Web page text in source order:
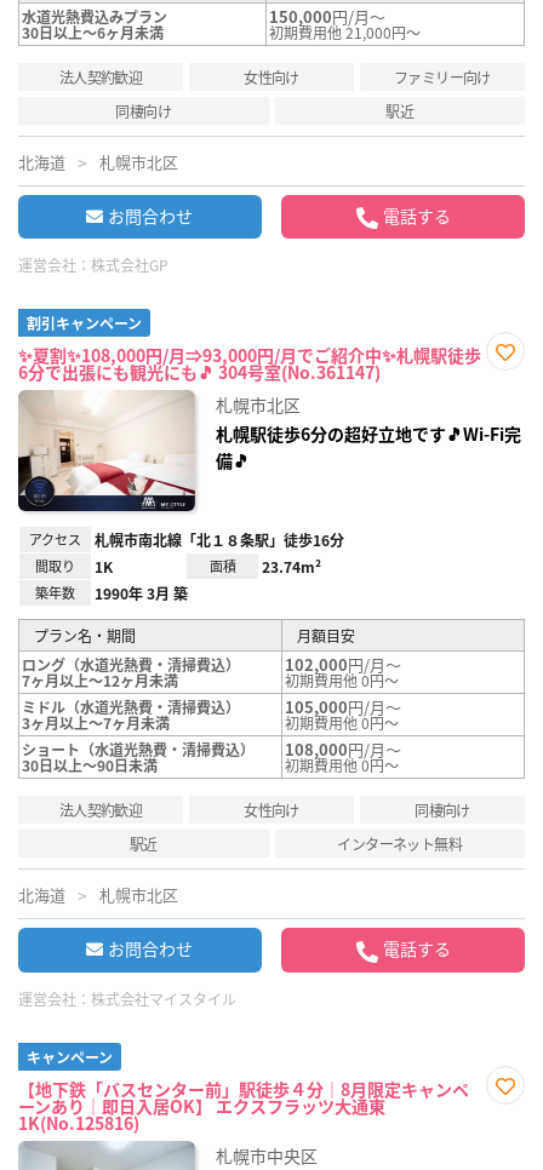
水道光熱費込みプラン
30日以上～6ヶ月未満
150,000円/月～
初期費用他 21,000円～
法人契約歓迎 女性向け
ファミリー向け
同棲向け
駅近
北海道 札幌市北区
お問合わせ 電話する
運営会社： 株式会社GP
割引キャンペーン
✨夏割✨108,000円/月⇒93,000円/月でご紹介中✨札幌駅徒歩
6分で出張にも観光にも🎵 304号室(No.361147)
録
札幌市北区
札幌駅徒歩6分の超好立地です🎵Wi-Fi完
備🎵
アクセス 札幌市南北線「北１８条駅」徒歩16分
間取り 1K 面積 23.74m²
築年数 1990年 3月 築
プラン名・期間
月額目安
ロング（水道光熱費・清掃費込）
7ヶ月以上～12ヶ月未満
102,000円/月～
初期費用他 0円～
ミドル（水道光熱費・清掃費込）
3ヶ月以上～7ヶ月未満
105,000円/月～
初期費用他 0円～
ショート（水道光熱費・清掃費込）
30日以上～90日未満
108,000円/月～
初期費用他 0円～
法人契約歓迎 女性向け
同棲向け
駅近
インターネット無料
北海道 札幌市北区
お問合わせ 電話する
運営会社： 株式会社マイスタイル
キャンペーン
【地下鉄「バスセンター前」駅徒歩４分｜8月限定キャンペ
ーンあり｜即日入居OK】 エクスフラッツ大通東
1K(No.125816)
札幌市中央区